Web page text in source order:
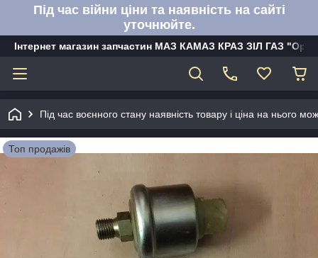
Під час війни ціни та наявність на сайті
уточнюйте.
Інтернет магазин запчастин МАЗ КАМАЗ КРАЗ ЗІЛ ГАЗ
Під час воєнного стану наявність товару і ціна на нього
Топ продажів